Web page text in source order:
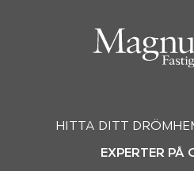
HITTA DITT
EXPERTER PÅ